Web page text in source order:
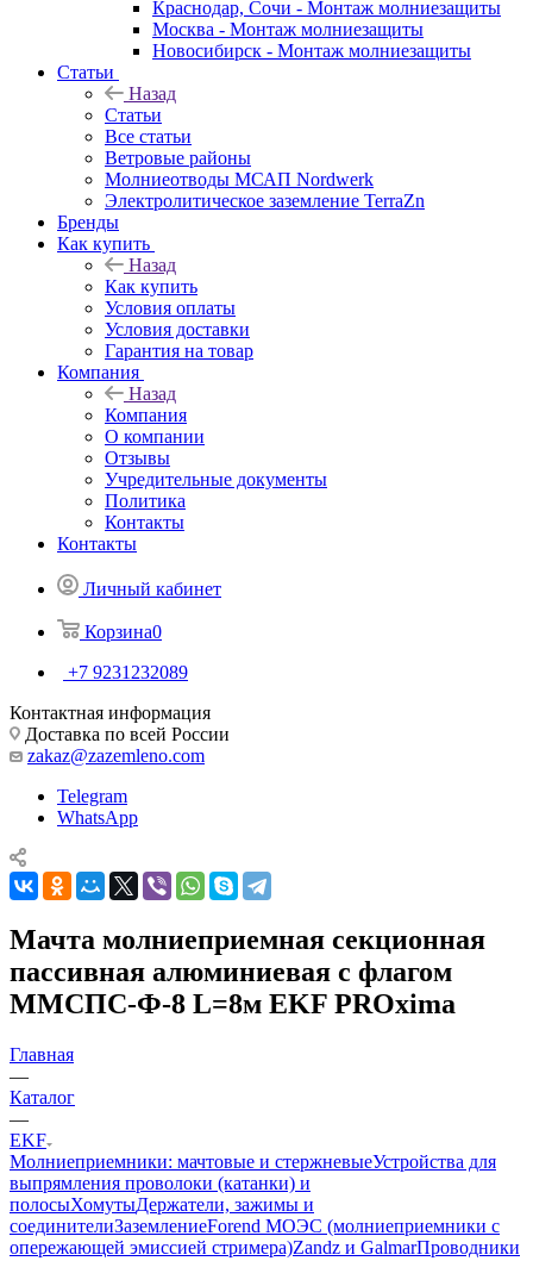
Краснодар, Сочи - Монтаж молниезащиты
Москва - Монтаж молниезащиты
Новосибирск - Монтаж молниезащиты
Статьи
Назад
Статьи
Все статьи
Ветровые районы
Молниеотводы МСАП Nordwerk
Электролитическое заземление TerraZn
Бренды
Как купить
Назад
Как купить
Условия оплаты
Условия доставки
Гарантия на товар
Компания
Назад
Компания
О компании
Отзывы
Учредительные документы
Политика
Контакты
Контакты
Личный кабинет
Корзина0
+7 9231232089
Контактная информация
Доставка по всей России
zakaz@zazemleno.com
Telegram
WhatsApp
Мачта молниеприемная секционная
пассивная алюминиевая c флагом
ММСПС-Ф-8 L=8м EKF PROxima
Главная
—
Каталог
—
EKF
Молниеприемники: мачтовые и стержневыеУстройства для
выпрямления проволоки (катанки) и
полосыХомутыДержатели, зажимы и
соединителиЗаземлениеForend МОЭС (молниеприемники с
опережающей эмиссией стримера)Zandz и GalmarПроводники